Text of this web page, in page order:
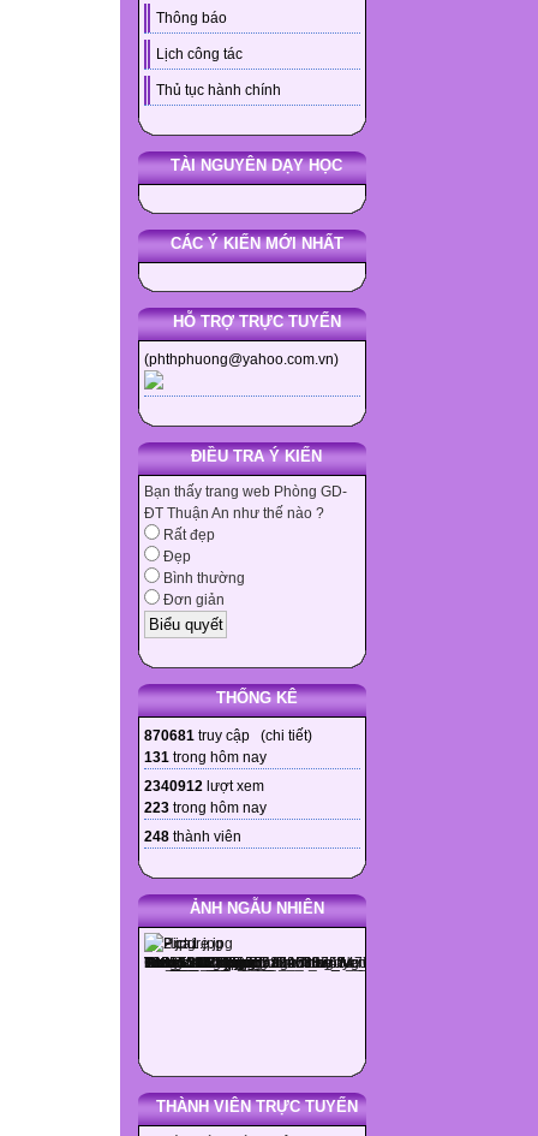
Thông báo
Lịch công tác
Thủ tục hành chính
TÀI NGUYÊN DẠY HỌC
CÁC Ý KIẾN MỚI NHẤT
HỖ TRỢ TRỰC TUYẾN
(phthphuong@yahoo.com.vn)
ĐIỀU TRA Ý KIẾN
Bạn thấy trang web Phòng GD-
ĐT Thuận An như thế nào ?
Rất đẹp
Đẹp
Bình thường
Đơn giản
THỐNG KÊ
870681 truy cập (chi tiết)
131 trong hôm nay
2340912 lượt xem
223 trong hôm nay
248 thành viên
ẢNH NGẪU NHIÊN
THÀNH VIÊN TRỰC TUYẾN